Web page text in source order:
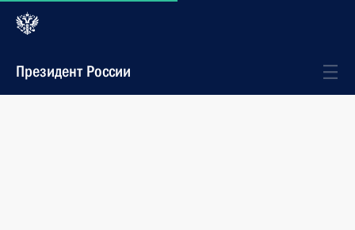
Президент России